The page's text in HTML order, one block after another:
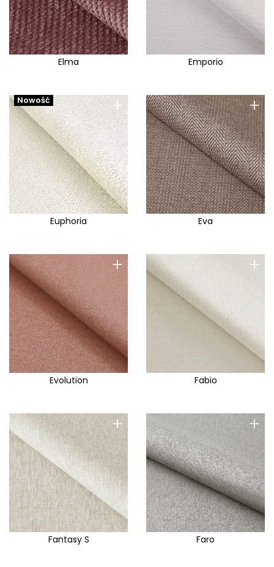
Elma Emporio
+
Nowość
Euphoria
+
Eva
+
Evolution
+
Fabio
+
Fantasy S
+
Faro